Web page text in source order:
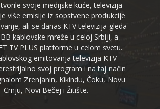
svoje medijske kuće, televizija
više emisije iz sopstvene produkcije
ali se danas KTV televizija gleda
kablovske mreže u celoj Srbiji, a
TV PLUS platforme u celom svetu.
emitovanja televizija KTV
svoj program i na taj način
Zrenjanin, Kikindu, Čoku, Novu
Crnju, Novi Bečej i Žitište.